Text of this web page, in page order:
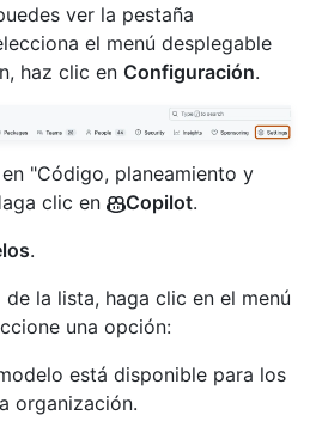
ver la pestaña
el menú desplegable
haz clic en Configuración.
"Código, planeamiento y
clic en
Copilot.
.
la lista, haga clic en el menú
una opción:
está disponible para los
organización.